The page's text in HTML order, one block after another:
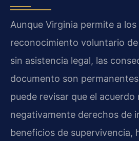
Aunque Virginia permite a
reconocimiento voluntario
sin asistencia legal, las
documento son
puede revisar que el
negativamente derechos de
beneficios de supervivencia,